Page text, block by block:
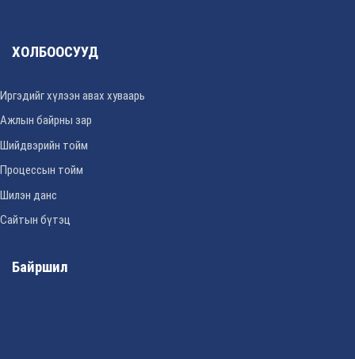
ХОЛБООСУУД
Иргэдийг хүлээн авах хуваарь
Ажлын байрны зар
Шийдвэрийн тойм
Процессын тойм
Шилэн данс
Сайтын бүтэц
Байршил